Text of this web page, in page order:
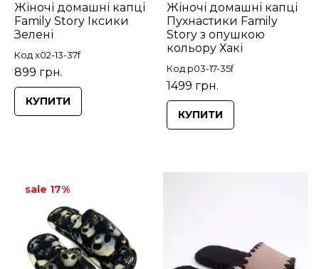
Жіночі домашні капці
Family Story Іксики
Зелені
Код x02-13-37f
899 грн.
КУПИТИ
Жіночі домашні капці
Пухнастики Family
Story з опушкою
кольору Хакі
Код p03-17-35f
1499 грн.
КУПИТИ
sale 17%